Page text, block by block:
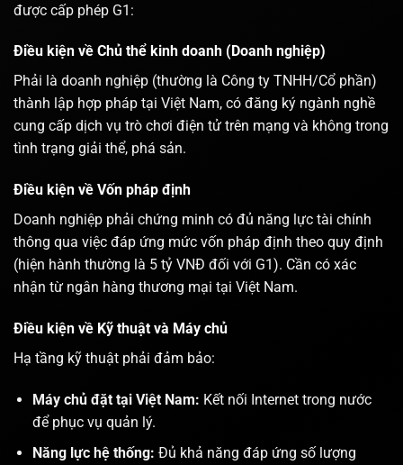
được cấp phép G1:
Điều kiện về Chủ thể kinh doanh (Doanh nghiệp)
Phải là doanh nghiệp (thường là Công ty TNHH/Cổ phần)
thành lập hợp pháp tại Việt Nam, có đăng ký ngành nghề
cung cấp dịch vụ trò chơi điện tử trên mạng và không trong
tình trạng giải thể, phá sản.
Điều kiện về Vốn pháp định
Doanh nghiệp phải chứng minh có đủ năng lực tài chính
thông qua việc đáp ứng mức vốn pháp định theo quy định
(hiện hành thường là 5 tỷ VNĐ đối với G1). Cần có xác
nhận từ ngân hàng thương mại tại Việt Nam.
Điều kiện về Kỹ thuật và Máy chủ
Hạ tầng kỹ thuật phải đảm bảo:
Máy chủ đặt tại Việt Nam: Kết nối Internet trong nước
để phục vụ quản lý.
Năng lực hệ thống: Đủ khả năng đáp ứng số lượng